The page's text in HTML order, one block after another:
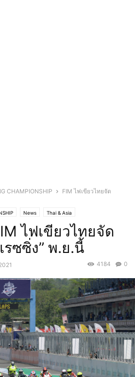
CHAMPIONSHIP
FIM ไฟเขียวไทยจัด
News Thai & Asia
ไฟเขียวไทยจัด
รซซิ่ง” พ.ย.นี้
0
4184